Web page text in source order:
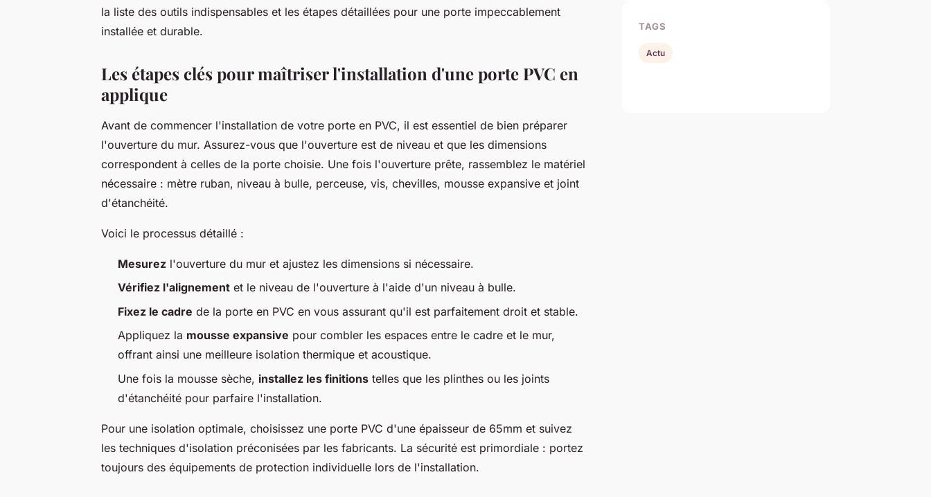
la liste des outils indispensables et les étapes détaillées pour une porte impeccablement
installée et durable.
Les étapes clés pour maîtriser l'installation d'une porte PVC en
applique
Avant de commencer l'installation de votre porte en PVC, il est essentiel de bien préparer
l'ouverture du mur. Assurez-vous que l'ouverture est de niveau et que les dimensions
correspondent à celles de la porte choisie. Une fois l'ouverture prête, rassemblez le matériel
nécessaire : mètre ruban, niveau à bulle, perceuse, vis, chevilles, mousse expansive et joint
d'étanchéité.
Voici le processus détaillé :
Mesurez l'ouverture du mur et ajustez les dimensions si nécessaire.
Vérifiez l'alignement et le niveau de l'ouverture à l'aide d'un niveau à bulle.
Fixez le cadre de la porte en PVC en vous assurant qu'il est parfaitement droit et stable.
Appliquez la mousse expansive pour combler les espaces entre le cadre et le mur,
offrant ainsi une meilleure isolation thermique et acoustique.
Une fois la mousse sèche, installez les finitions telles que les plinthes ou les joints
d'étanchéité pour parfaire l'installation.
Pour une isolation optimale, choisissez une porte PVC d'une épaisseur de 65mm et suivez
les techniques d'isolation préconisées par les fabricants. La sécurité est primordiale : portez
toujours des équipements de protection individuelle lors de l'installation.
TAGS
Actu